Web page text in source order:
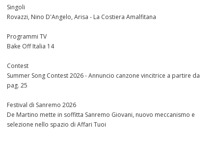
Singoli
Rovazzi, Nino D'Angelo, Arisa - La Costiera Amalfitana
Programmi TV
Bake Off Italia 14
Contest
Summer Song Contest 2026 - Annuncio canzone vincitrice a partire da
pag. 25
Festival di Sanremo 2026
De Martino mette in soffitta Sanremo Giovani, nuovo meccanismo e
selezione nello spazio di Affari Tuoi